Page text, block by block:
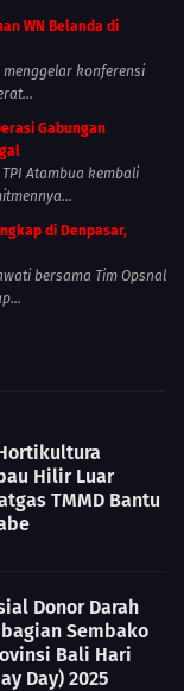
WN Belanda di
konferensi
Gabungan
Atambua kembali
di Denpasar,
bersama Tim Opsnal
Hilir Luar
TMMD Bantu
Donor Darah
Sembako
Bali Hari
Day) 2025